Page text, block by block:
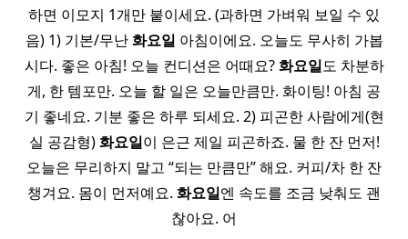
하면 이모지 1개만 붙이세요. (과하면 가벼워 보일 수 있
음) 1) 기본/무난화요일 아침이에요. 오늘도 무사히 가봅
시다. 좋은 아침! 오늘 컨디션은 어때요?화요일도 차분하
게, 한 템포만. 오늘 할 일은 오늘만큼만. 화이팅! 아침 공
기 좋네요. 기분 좋은 하루 되세요. 2) 피곤한 사람에게(현
실 공감형)화요일이 은근 제일 피곤하죠. 물 한 잔 먼저!
오늘은 무리하지 말고 “되는 만큼만” 해요. 커피/차 한 잔
챙겨요. 몸이 먼저예요. 화요일엔 속도를 조금 낮춰도 괜
찮아요. 어